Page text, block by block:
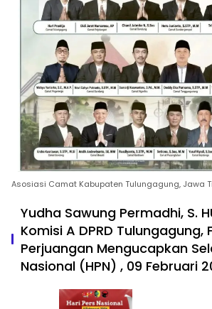
Asosiasi Camat Kabupaten Tulungagung, Jawa
Yudha Sawung Permadhi, S.
Komisi A DPRD Tulungagung,
Perjuangan Mengucapkan
Nasional (HPN) , 09 Februari